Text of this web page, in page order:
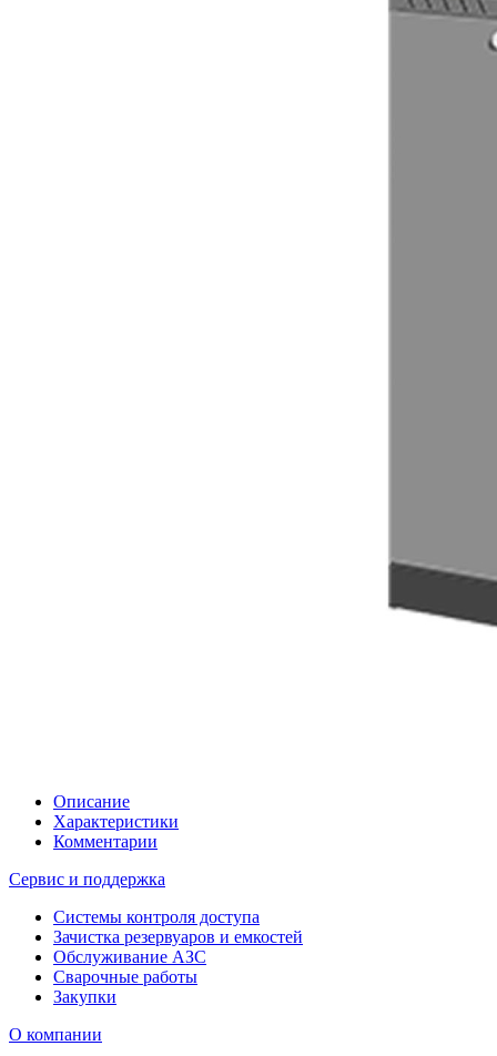
Описание
Характеристики
Комментарии
Сервис и поддержка
Системы контроля доступа
Зачистка резервуаров и емкостей
Обслуживание АЗС
Сварочные работы
Закупки
О компании